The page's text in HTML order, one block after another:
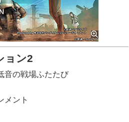
ョン2
音の戦場ふたたび
メント